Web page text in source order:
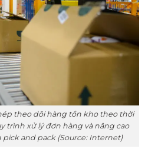
theo dõi hàng tồn kho theo thời
trình xử lý đơn hàng và nâng cao
and pack (Source: Internet)